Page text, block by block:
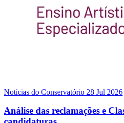
Notícias do Conservatório 28 Jul 2026
Análise das reclamações e